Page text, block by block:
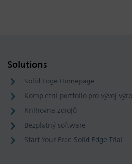
Solutions
Solid Edge Homepage
Kompletní portfolio pro vývoj
Knihovna zdrojů
Bezplatný software
Start Your Free Solid Edge Trial